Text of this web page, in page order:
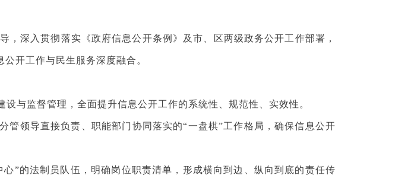
深入贯彻落实《政府信息公开条例》及市、区两级政务公开工作部署，
开工作与民生服务深度融合。
监督管理，全面提升信息公开工作的系统性、规范性、实效性。
领导直接负责、职能部门协同落实的“一盘棋”工作格局，确保信息公开
的法制员队伍，明确岗位职责清单，形成横向到边、纵向到底的责任传